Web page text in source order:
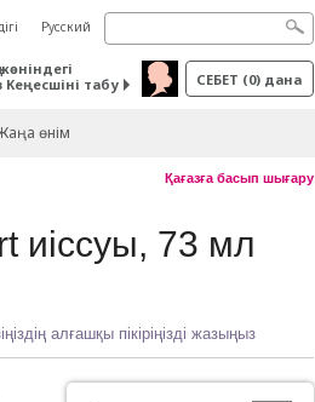
Русский
Кеңесшіні табу
СЕБЕТ (0) дана
өнім
Қағазға басып шығару
иіссуы, 73 мл
алғашқы пікіріңізді жазыңыз